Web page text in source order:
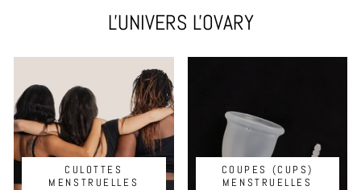
L'UNIVERS L'OVARY
CULOTTES
MENSTRUELLES
COUPES (CUPS)
MENSTRUELLES